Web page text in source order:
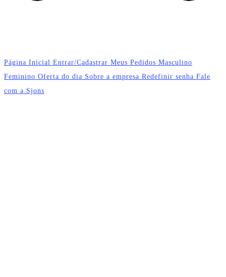
Página Inicial Entrar/Cadastrar Meus Pedidos Masculino
Feminino Oferta do dia Sobre a empresa Redefinir senha Fale
com a Sjons